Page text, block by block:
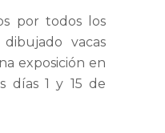
por todos los
vacas
exposición en
días 1 y 15 de